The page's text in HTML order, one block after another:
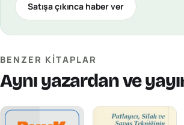
Satışa çıkınca haber ver
BENZER KITAPLAR
Aynı yazardan ve